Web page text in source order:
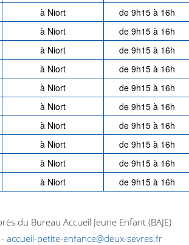
à Niort
de 9h15 à 16h
à Niort
de 9h15 à 16h
à Niort
de 9h15 à 16h
à Niort
de 9h15 à 16h
à Niort
de 9h15 à 16h
à Niort
de 9h15 à 16h
à Niort
de 9h15 à 16h
à Niort
de 9h15 à 16h
à Niort
de 9h15 à 16h
à Niort de 9h15 à 16h
du Bureau Accueil Jeune Enfant (BAJE)
accueil-petite-enfance@deux-sevres.fr